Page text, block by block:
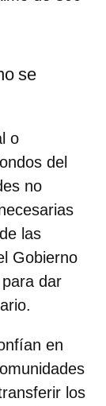
se
o
del
no
las
Gobierno
dar
en
ransferir los